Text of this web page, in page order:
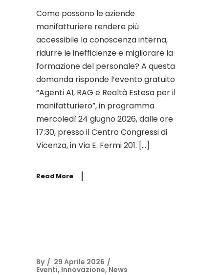
Come possono le aziende
manifatturiere rendere più
accessibile la conoscenza interna,
ridurre le inefficienze e migliorare la
formazione del personale? A questa
domanda risponde l’evento gratuito
“Agenti AI, RAG e Realtà Estesa per il
manifatturiero”, in programma
mercoledì 24 giugno 2026, dalle ore
17:30, presso il Centro Congressi di
Vicenza, in Via E. Fermi 201. […]
Read More
By
29 Aprile 2026
Eventi, Innovazione, News